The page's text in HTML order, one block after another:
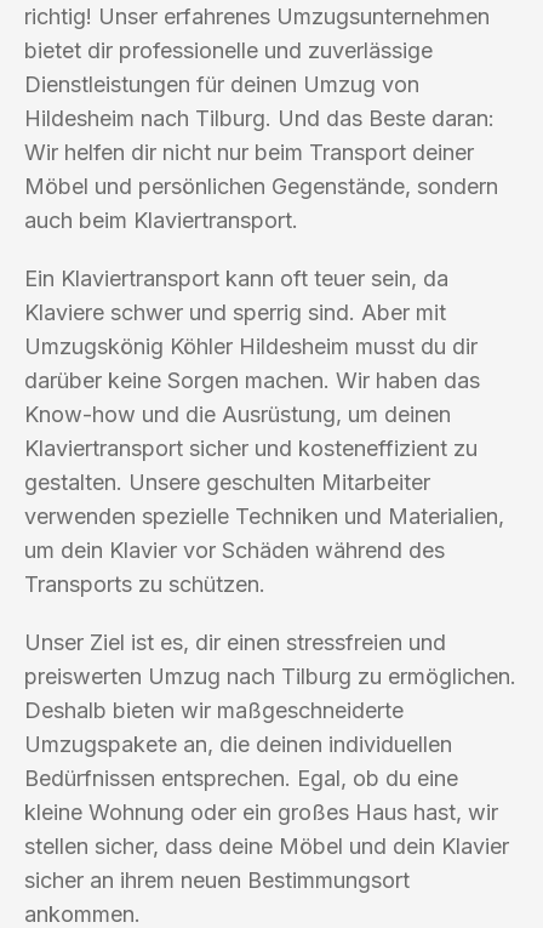
richtig! Unser erfahrenes Umzugsunternehmen
bietet dir professionelle und zuverlässige
Dienstleistungen für deinen Umzug von
Hildesheim nach Tilburg. Und das Beste daran:
Wir helfen dir nicht nur beim Transport deiner
Möbel und persönlichen Gegenstände, sondern
auch beim Klaviertransport.
Ein Klaviertransport kann oft teuer sein, da
Klaviere schwer und sperrig sind. Aber mit
Umzugskönig Köhler Hildesheim musst du dir
darüber keine Sorgen machen. Wir haben das
Know-how und die Ausrüstung, um deinen
Klaviertransport sicher und kosteneffizient zu
gestalten. Unsere geschulten Mitarbeiter
verwenden spezielle Techniken und Materialien,
um dein Klavier vor Schäden während des
Transports zu schützen.
Unser Ziel ist es, dir einen stressfreien und
preiswerten Umzug nach Tilburg zu ermöglichen.
Deshalb bieten wir maßgeschneiderte
Umzugspakete an, die deinen individuellen
Bedürfnissen entsprechen. Egal, ob du eine
kleine Wohnung oder ein großes Haus hast, wir
stellen sicher, dass deine Möbel und dein Klavier
sicher an ihrem neuen Bestimmungsort
ankommen.